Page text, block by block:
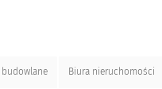
budowlane Biura nieruchomości